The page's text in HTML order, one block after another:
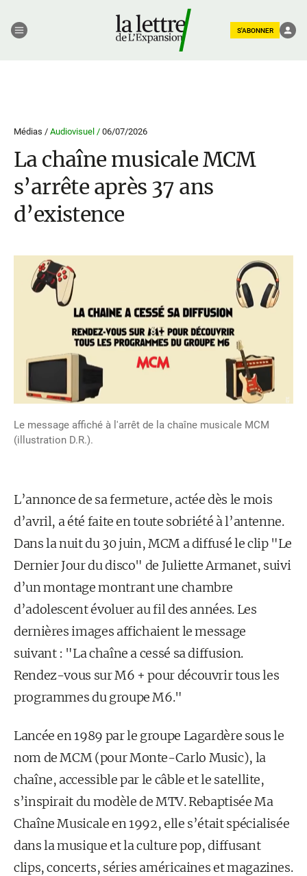
S'ABONNER
Médias / Audiovisuel / 06/07/2026
La chaîne musicale MCM
s’arrête après 37 ans
d’existence
Le message affiché à l'arrêt de la chaîne musicale MCM
(illustration D.R.).
L’annonce de sa fermeture, actée dès le mois
d’avril, a été faite en toute sobriété à l’antenne.
Dans la nuit du 30 juin, MCM a diffusé le clip "Le
Dernier Jour du disco" de Juliette Armanet, suivi
d’un montage montrant une chambre
d’adolescent évoluer au fil des années. Les
dernières images affichaient le message
suivant : "La chaîne a cessé sa diffusion.
Rendez-vous sur M6 + pour découvrir tous les
programmes du groupe M6."
Lancée en 1989 par le groupe Lagardère sous le
nom de MCM (pour Monte-Carlo Music), la
chaîne, accessible par le câble et le satellite,
s’inspirait du modèle de MTV. Rebaptisée Ma
Chaîne Musicale en 1992, elle s’était spécialisée
dans la musique et la culture pop, diffusant
clips, concerts, séries américaines et magazines.